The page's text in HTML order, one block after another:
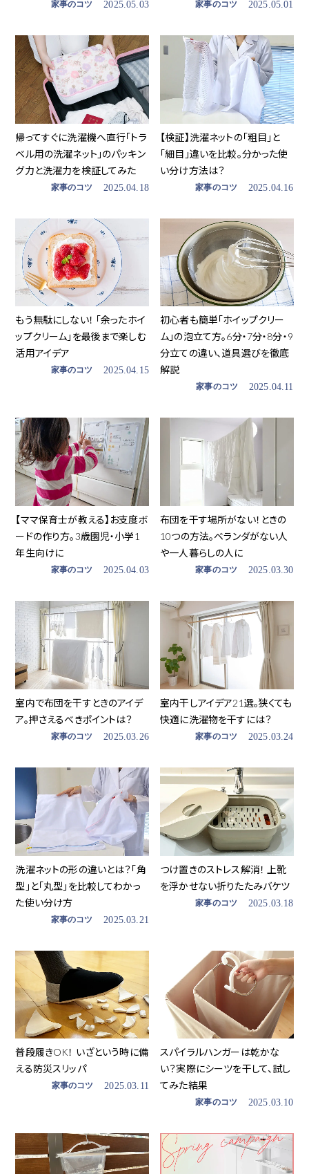
家事のコツ 2025.05.03 家事のコツ 2025.05.01
帰ってすぐに洗濯機へ直行「トラ
ベル用の洗濯ネット」のパッキン
グ力と洗濯力を検証してみた
家事のコツ 2025.04.18
【検証】洗濯ネットの「粗目」と
「細目」違いを比較。分かった使
い分け方法は？
家事のコツ 2025.04.16
もう無駄にしない！ 「余ったホイ
ップクリーム」を最後まで楽しむ
活用アイデア
家事のコツ 2025.04.15
初心者も簡単「ホイップクリー
ム」の泡立て方。6分・7分・8分・9
分立ての違い、道具選びを徹底
解説
家事のコツ 2025.04.11
【ママ保育士が教える】お支度ボ
ードの作り方。3歳園児・小学1
年生向けに
家事のコツ 2025.04.03
布団を干す場所がない！ときの
10つの方法。ベランダがない人
や一人暮らしの人に
家事のコツ 2025.03.30
室内で布団を干すときのアイデ
ア。押さえるべきポイントは？
家事のコツ 2025.03.26
室内干しアイデア21選。狭くても
快適に洗濯物を干すには？
家事のコツ 2025.03.24
洗濯ネットの形の違いとは？「角
型」と「丸型」を比較してわかっ
た使い分け方
家事のコツ 2025.03.21
つけ置きのストレス解消！ 上靴
を浮かせない折りたたみバケツ
家事のコツ 2025.03.18
普段履きOK！ いざという時に備
える防災スリッパ
家事のコツ 2025.03.11
スパイラルハンガーは乾かな
い？実際にシーツを干して、試し
てみた結果
家事のコツ 2025.03.10